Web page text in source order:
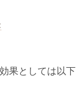
果としては以下